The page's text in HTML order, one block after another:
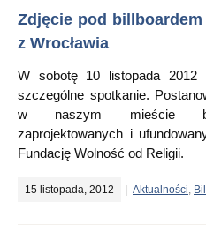
Zdjęcie pod
z Wrocławia
W sobotę 10 listopada 2012
szczególne spotkanie.
w naszym mieście
zaprojektowanych i
Fundację Wolność od Religii.
15 listopada, 2012 Aktualności,